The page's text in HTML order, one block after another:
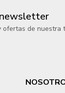
ofertas de nuestra